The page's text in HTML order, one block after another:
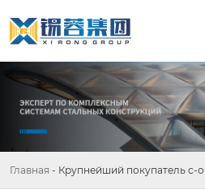
Главная - Крупнейший покупатель с-